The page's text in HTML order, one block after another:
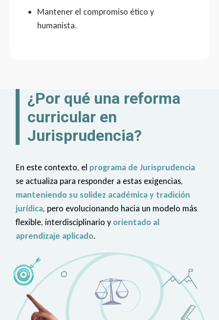
Mantener el compromiso ético y
humanista.
¿Por qué una reforma
curricular en
Jurisprudencia?
En este contexto, el programa de Jurisprudencia
se actualiza para responder a estas exigencias,
manteniendo su solidez académica y tradición
jurídica, pero evolucionando hacia un modelo más
flexible, interdisciplinario y orientado al
aprendizaje aplicado.